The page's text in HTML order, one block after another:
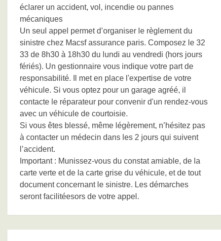
éclarer un accident, vol, incendie ou pannes
mécaniques
Un seul appel permet d’organiser le règlement du
sinistre chez Macsf assurance paris. Composez le 32
33 de 8h30 à 18h30 du lundi au vendredi (hors jours
fériés). Un gestionnaire vous indique votre part de
responsabilité. Il met en place l'expertise de votre
véhicule. Si vous optez pour un garage agréé, il
contacte le réparateur pour convenir d'un rendez-vous
avec un véhicule de courtoisie.
Si vous êtes blessé, même légèrement, n’hésitez pas
à contacter un médecin dans les 2 jours qui suivent
l’accident.
Important : Munissez-vous du constat amiable, de la
carte verte et de la carte grise du véhicule, et de tout
document concernant le sinistre. Les démarches
seront facilitéesors de votre appel.